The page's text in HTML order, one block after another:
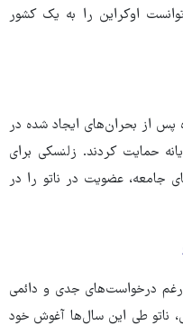
اوکراین را به یک کشور
پس از بحران‌های ایجاد شده در
حمایت کردند. زلنسکی برای
جامعه، عضویت در ناتو را در
درخواست‌های جدی و دائمی
ناتو طی این سال‌ها آغوش خود